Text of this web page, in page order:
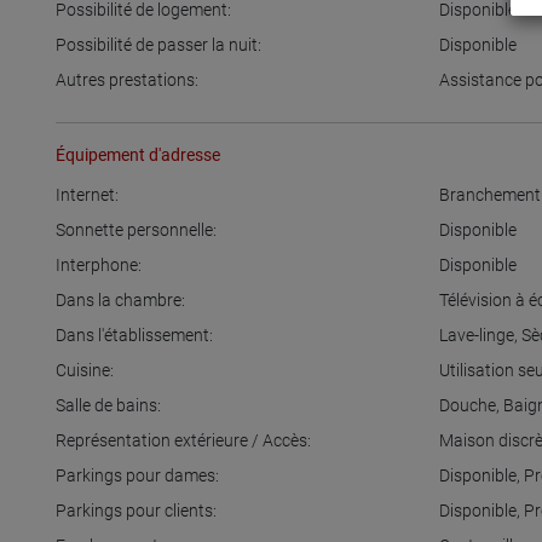
Possibilité de logement:
Disponible
Possibilité de passer la nuit:
Disponible
Autres prestations:
Assistance
Équipement d'adresse
Internet:
Sonnette personnelle:
Disponible
Interphone:
Disponible
Dans la chambre:
Télévision à
Dans l'établissement:
Lave-linge,
Cuisine:
Utilisation
Salle de bains:
Douche,
Représentation extérieure / Accès:
Maison
Parkings pour dames:
Disponible,
Parkings pour clients:
Disponible,